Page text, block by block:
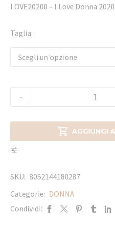
LOVE20200 – I Love Donna
Taglia
Scegli un'opzione
-
 AGGIUNGI
SKU: 8052144180287
Categorie: DONNA
Condividi: